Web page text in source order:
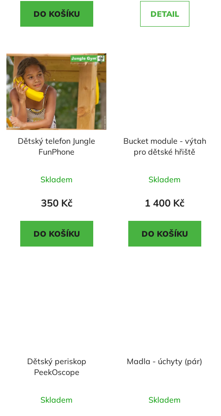
5,0
z
DO KOŠÍKU
5,0
z
DETAIL
Dětský telefon Jungle
FunPhone
hodnocení
produktu
z
Skladem
350 Kč
DO KOŠÍKU
Bucket module - výtah
pro dětské hřiště
hodnocení
produktu
z
Skladem
1 400 Kč
DO KOŠÍKU
Dětský periskop
PeekOscope
hodnocení
Skladem
Madla - úchyty (pár)
hodnocení
Skladem